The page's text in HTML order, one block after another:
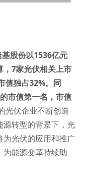
股份以1536亿元
，7家光伏相关上市
值独占32%。同
市值第一名，市值
光伏企业不断创造
源转型的背景下，光
为光伏的应用和推广
能源变革持续助